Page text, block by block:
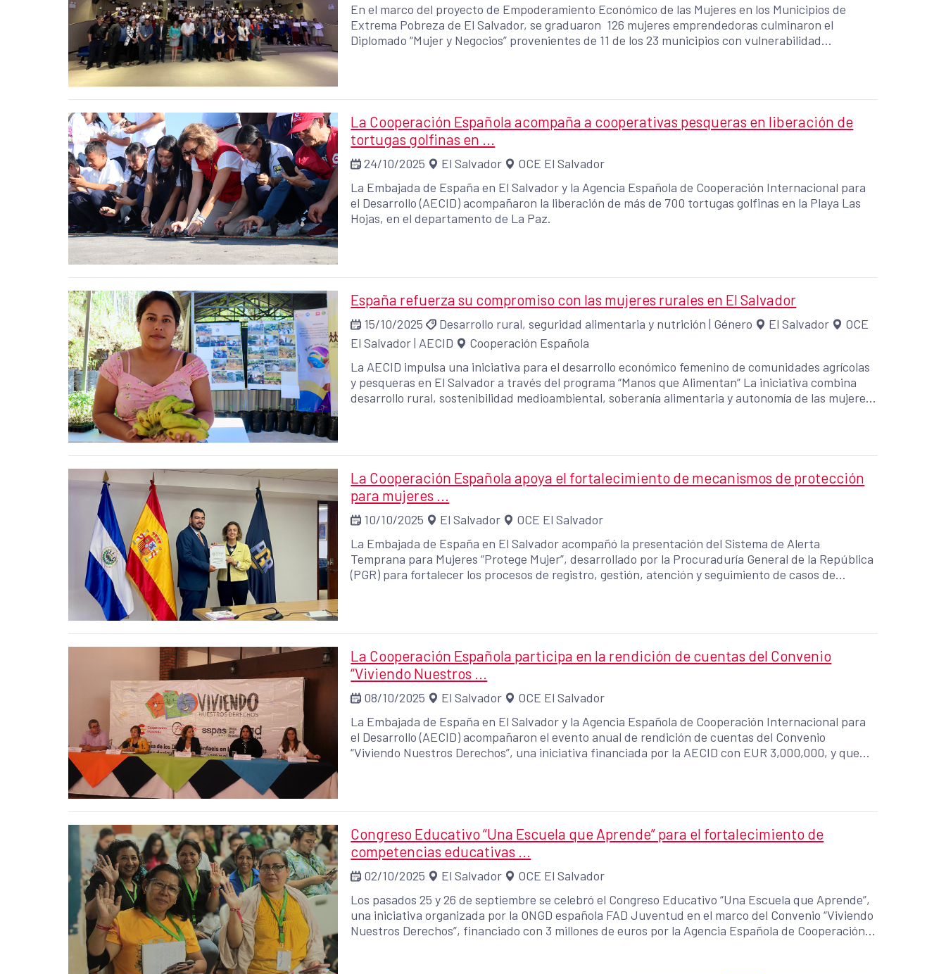
En el marco del proyecto de Empoderamiento Económico de las Mujeres en los Municipios de
Extrema Pobreza de El Salvador, se graduaron 126 mujeres emprendedoras culminaron el
Diplomado “Mujer y Negocios” provenientes de 11 de los 23 municipios con vulnerabilidad
La Cooperación Española acompaña a cooperativas pesqueras en liberación de
tortugas golfinas en ...
24/10/2025 El Salvador
OCE El Salvador
La Embajada de España en El Salvador y la Agencia Española de Cooperación Internacional para
el Desarrollo (AECID) acompañaron la liberación de más de 700 tortugas golfinas en la Playa Las
Hojas, en el departamento de La Paz.
España refuerza su compromiso con las mujeres rurales en El Salvador
15/10/2025 Desarrollo rural, seguridad alimentaria y nutrición | Género El Salvador
OCE
El Salvador| AECID
Cooperación Española
La AECID impulsa una iniciativa para el desarrollo económico femenino de comunidades agrícolas
y pesqueras en El Salvador a través del programa “Manos que Alimentan” La iniciativa combina
desarrollo rural, sostenibilidad medioambiental, soberanía alimentaria y autonomía de las mujeres,
La Cooperación Española apoya el fortalecimiento de mecanismos de protección
para mujeres ...
10/10/2025 El Salvador
OCE El Salvador
La Embajada de España en El Salvador acompañó la presentación del Sistema de Alerta
Temprana para Mujeres “Protege Mujer”, desarrollado por la Procuraduría General de la República
(PGR) para fortalecer los procesos de registro, gestión, atención y seguimiento de casos de
La Cooperación Española participa en la rendición de cuentas del Convenio
“Viviendo Nuestros ...
08/10/2025 El Salvador
OCE El Salvador
La Embajada de España en El Salvador y la Agencia Española de Cooperación Internacional para
el Desarrollo (AECID) acompañaron el evento anual de rendición de cuentas del Convenio
“Viviendo Nuestros Derechos”, una iniciativa financiada por la AECID con EUR 3,000,000, y que
Congreso Educativo “Una Escuela que Aprende” para el fortalecimiento de
competencias educativas ...
02/10/2025 El Salvador
OCE El Salvador
Los pasados 25 y 26 de septiembre se celebró el Congreso Educativo “Una Escuela que Aprende”,
una iniciativa organizada por la ONGD española FAD Juventud en el marco del Convenio “Viviendo
Nuestros Derechos”, financiado con 3 millones de euros por la Agencia Española de Cooperación